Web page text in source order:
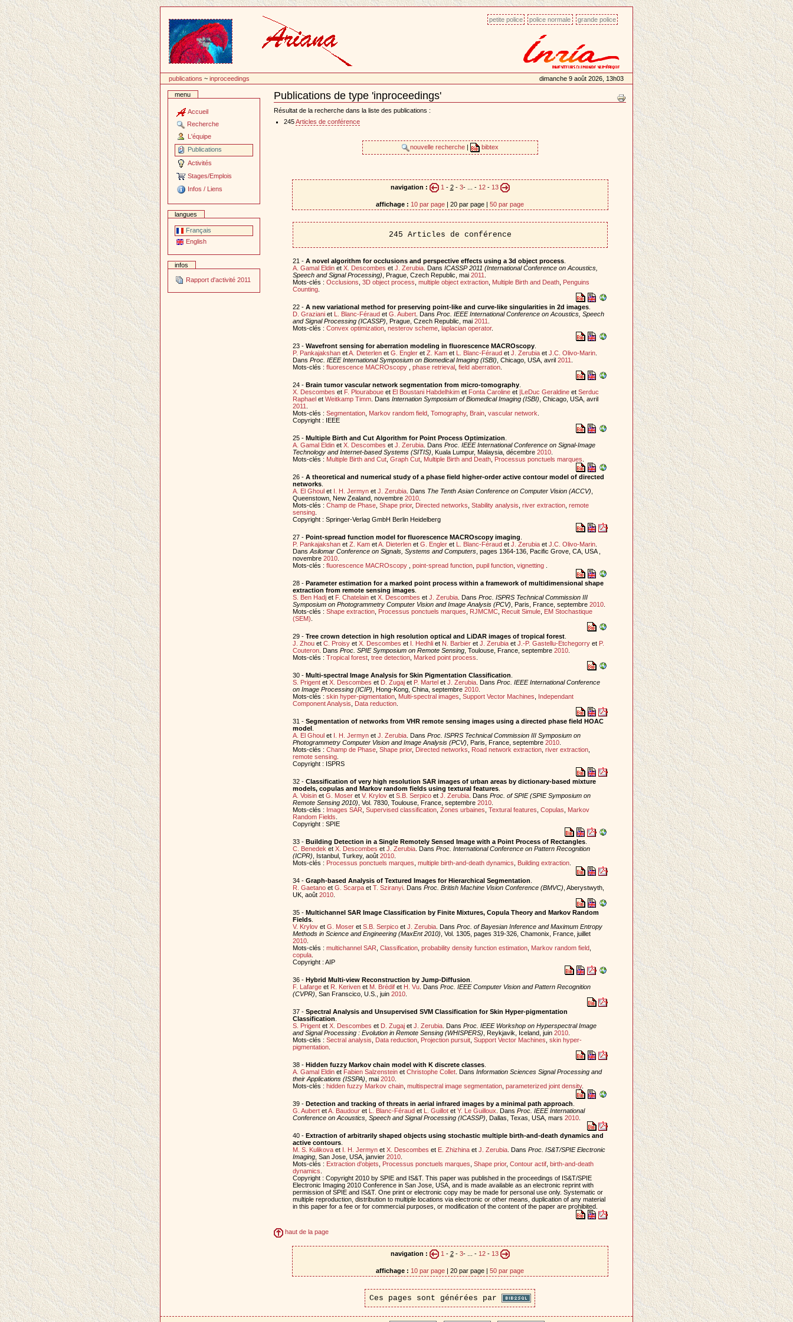
contenu
petite police police normale grande police
publications ~inproceedings dimanche 9 août 2026, 13h03
menu
Accueil
Recherche
L'équipe
Publications
Activités
Stages/Emplois
Infos / Liens
langues
Français
English
infos
Rapport d'activité 2011
Publications de type 'inproceedings'
Document
Actions
Résultat de la recherche dans la liste des publications :
245Articles de conférence
nouvelle recherche bibtex
navigation : 1 - 2- 3- ... - 12- 13
affichage : 10 par page | 20 par page | 50 par page
245 Articles de conférence
21 - A novel algorithm for occlusions and perspective effects using a 3d object process.
A. Gamal Eldinet X. Descombes et J. Zerubia. Dans ICASSP 2011 (International Conference on Acoustics,
Speech and Signal Processing) , Prague, Czech Republic, mai 2011
Mots-clés : Occlusions 3D object process multiple object extraction, Multiple Birth and Death, Penguins
Counting.
22 - A new variational method for preserving point-like and curve-like singularities in 2d images.
D. Grazianiet L. Blanc-Féraudet G. Aubert. Dans Proc. IEEE International Conference on Acoustics, Speech
and Signal Processing (ICASSP) , Prague, Czech Republic, mai 2011
Mots-clés : Convex optimization, nesterov scheme, laplacian operator.
23 - Wavefront sensing for aberration modeling in fluorescence MACROscopy.
P. PankajakshanetA. Dieterlenet G. Engleret Z. Kamet L. Blanc-Féraudet J. Zerubiaet J.C. Olivo-Marin.
Dans Proc. IEEE International Symposium on Biomedical Imaging (ISBI) , Chicago, USA, avril 2011
Mots-clés : fluorescence MACROscopy phase retrieval, field aberration.
24 - Brain tumor vascular network segmentation from micro-tomography.
X. Descombes et F. Plouraboueet El Boustani Habdelhkimet Fonta Carolineet |LeDuc Geraldineet Serduc
Raphaelet Weitkamp Timm. Dans Internation Symposium of Biomedical Imaging (ISBI) , Chicago, USA, avril
2011
Mots-clés : Segmentation, Markov random field, Tomography, Brain, vascular network
Copyright : IEEE
25 - Multiple Birth and Cut Algorithm for Point Process Optimization
A. Gamal Eldinet X. Descombes et J. Zerubia. Dans Proc. IEEE International Conference on Signal-Image
Technology and Internet-based Systems (SITIS) , Kuala Lumpur, Malaysia, décembre 2010.
Mots-clés : Multiple Birth and Cut, Graph Cut, Multiple Birth and Death, Processus ponctuels marques
26 - A theoretical and numerical study of a phase field higher-order active contour model of directed
networks.
A. El Ghoulet I. H. Jermynet J. Zerubia. Dans The Tenth Asian Conference on Computer Vision (ACCV)
Queenstown, New Zealand, novembre 2010.
Mots-clés : Champ de Phase, Shape prior, Directed networks Stability analysis river extraction, remote
sensing.
Copyright : Springer-Verlag GmbH Berlin Heidelberg
27 - Point-spread function model for fluorescence MACROscopy imaging
P. Pankajakshanet Z. KametA. Dieterlenet G. Engleret L. Blanc-Féraudet J. Zerubiaet J.C. Olivo-Marin.
Dans Asilomar Conference on Signals, Systems and Computers, pages 1364-136, Pacific Grove, CA, USA ,
novembre 2010.
Mots-clés : fluorescence MACROscopy point-spread function, pupil function, vignetting
28 - Parameter estimation for a marked point process within a framework of multidimensional shape
extraction from remote sensing images.
S. Ben Hadjet F. Chatelainet X. Descombes et J. Zerubia. Dans Proc. ISPRS Technical Commission III
Symposium on Photogrammetry Computer Vision and Image Analysis (PCV) , Paris, France, septembre 2010.
Mots-clés : Shape extraction, Processus ponctuels marques RJMCMC, Recuit Simule, EM Stochastique
(SEM)
29 - Tree crown detection in high resolution optical and LiDAR images of tropical forest.
J. Zhouet C. Proisyet X. Descombes et I. Hedhliet N. Barbieret J. Zerubiaet J.-P. Gastellu-Etchegorryet P.
Couteron. Dans Proc. SPIE Symposium on Remote Sensing, Toulouse, France, septembre 2010.
Mots-clés : Tropical forest, tree detection, Marked point process
30 - Multi-spectral Image Analysis for Skin Pigmentation Classification
S. Prigentet X. Descombes et D. Zugajet P. Martelet J. Zerubia. Dans Proc. IEEE International Conference
on Image Processing (ICIP) , Hong-Kong, China, septembre 2010.
Mots-clés : skin hyper-pigmentation, Multi-spectral images Support Vector Machines
Independant
Component Analysis
Data reduction.
31 - Segmentation of networks from VHR remote sensing images using a directed phase field HOAC
model.
A. El Ghoulet I. H. Jermynet J. Zerubia. Dans Proc. ISPRS Technical Commission III Symposium on
Photogrammetry Computer Vision and Image Analysis (PCV) , Paris, France, septembre 2010.
Mots-clés : Champ de Phase, Shape prior, Directed networks Road network extraction, river extraction,
remote sensing.
Copyright : ISPRS
32 - Classification of very high resolution SAR images of urban areas by dictionary-based mixture
models, copulas and Markov random fields using textural features.
A. Voisinet G. Moseret V. Krylovet S.B. Serpicoet J. Zerubia. Dans Proc. of SPIE (SPIE Symposium on
Remote Sensing 2010) , Vol. 7830, Toulouse, France, septembre 2010.
Mots-clés : Images SAR Supervised classification, Zones urbaines Textural features Copulas
Markov
Random Fields
Copyright : SPIE
33 - Building Detection in a Single Remotely Sensed Image with a Point Process of Rectangles.
C. Benedek et X. Descombes et J. Zerubia. Dans Proc. International Conference on Pattern Recognition
(ICPR) , Istanbul, Turkey, août 2010.
Mots-clés : Processus ponctuels marques multiple birth-and-death dynamics Building extraction.
34 - Graph-based Analysis of Textured Images for Hierarchical Segmentation
R. Gaetanoet G. Scarpaet T. Sziranyi. Dans Proc. British Machine Vision Conference (BMVC) , Aberystwyth,
UK, août 2010.
35 - Multichannel SAR Image Classification by Finite Mixtures, Copula Theory and Markov Random
Fields.
V. Krylovet G. Moseret S.B. Serpicoet J. Zerubia. Dans Proc. of Bayesian Inference and Maximum Entropy
Methods in Science and Engineering (MaxEnt 2010) , Vol. 1305, pages 319-326, Chamonix, France, juillet
2010.
Mots-clés : multichannel SAR Classification, probability density function estimation, Markov random field,
copula.
Copyright : AIP
36 - Hybrid Multi-view Reconstruction by Jump-Diffusion
F. Lafargeet R. Kerivenet M. Brédifet H. Vu. Dans Proc. IEEE Computer Vision and Pattern Recognition
(CVPR) , San Franscico, U.S., juin 2010.
37 - Spectral Analysis and Unsupervised SVM Classification for Skin Hyper-pigmentation
Classification
S. Prigentet X. Descombes et D. Zugajet J. Zerubia. Dans Proc. IEEE Workshop on Hyperspectral Image
and Signal Processing : Evolution in Remote Sensing (WHISPERS) , Reykjavik, Iceland, juin 2010.
Mots-clés : Sectral analysis Data reduction, Projection pursuit, Support Vector Machines skin hyper-
pigmentation.
38 - Hidden fuzzy Markov chain model with K discrete classes.
A. Gamal Eldinet Fabien Salzensteinet Christophe Collet. Dans Information Sciences Signal Processing and
their Applications (ISSPA) , mai 2010.
Mots-clés : hidden fuzzy Markov chain, multispectral image segmentation, parameterized joint density.
39 - Detection and tracking of threats in aerial infrared images by a minimal path approach
G. AubertetA. Baudouret L. Blanc-Féraudet L. Guillotet Y. Le Guilloux . Dans Proc. IEEE International
Conference on Acoustics, Speech and Signal Processing (ICASSP) , Dallas, Texas, USA, mars 2010.
40 - Extraction of arbitrarily shaped objects using stochastic multiple birth-and-death dynamics and
active contours.
M. S. Kulikovaet I. H. Jermynet X. Descombes et E. Zhizhinaet J. Zerubia. Dans Proc. IS&T/SPIE Electronic
Imaging, San Jose, USA, janvier 2010.
Mots-clés : Extraction d'objets Processus ponctuels marques Shape prior, Contour actif, birth-and-death
dynamics
Copyright : Copyright 2010 by SPIE and IS&T. This paper was published in the proceedings of IS&T/SPIE
Electronic Imaging 2010 Conference in San Jose, USA, and is made available as an electronic reprint with
permission of SPIE and IS&T. One print or electronic copy may be made for personal use only. Systematic or
multiple reproduction, distribution to multiple locations via electronic or other means, duplication of any material
in this paper for a fee or for commercial purposes, or modification of the content of the paper are prohibited.
haut de la page
navigation : 1 - 2- 3- ... - 12- 13
affichage : 10 par page | 20 par page | 50 par page
Ces pages sont générées par